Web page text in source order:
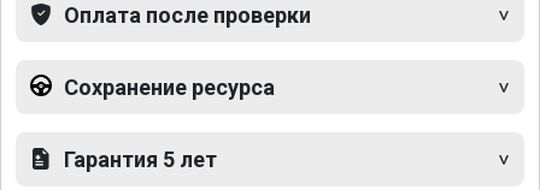
Оплата после проверки
Сохранение ресурса
Гарантия 5 лет